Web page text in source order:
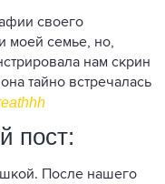
своего
моей семье, но,
нам скрин
тайно встречалась
пост:
После нашего